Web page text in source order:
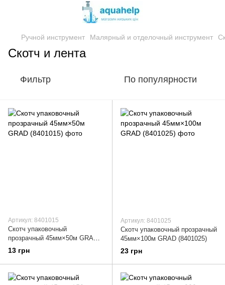
Ручной инструмент Малярный и отделочный инструмент
Скотч и лента
Фильтр По популярности
Артикул: 8401015
Скотч упаковочный
прозрачный 45мм×50м GRAD
(8401015)
13 грн
Артикул: 8401025
Скотч упаковочный прозрачный
45мм×100м GRAD (8401025)
23 грн